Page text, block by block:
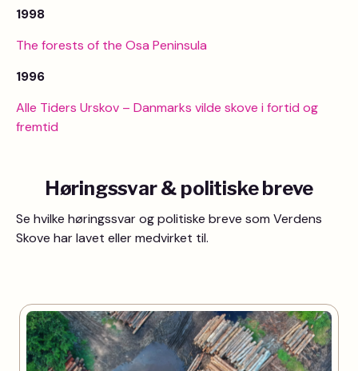
1998
The forests of the Osa Peninsula
1996
Alle Tiders Urskov – Danmarks vilde skove i fortid og
fremtid
Høringssvar & politiske breve
Se hvilke høringssvar og politiske breve som Verdens
Skove har lavet eller medvirket til.